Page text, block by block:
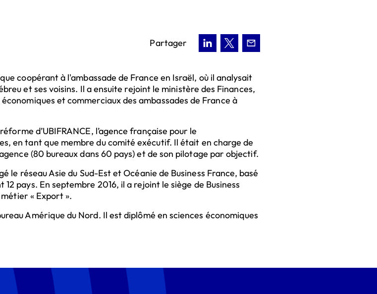
Partager
coopérant à l'ambassade de France en Israël, où il analysait
et ses voisins. Il a ensuite rejoint le ministère des Finances,
et commerciaux des ambassades de France à
d’UBIFRANCE, l’agence française pour le
en tant que membre du comité exécutif. Il était en charge de
(80 bureaux dans 60 pays) et de son pilotage par objectif.
le réseau Asie du Sud-Est et Océanie de Business France, basé
pays. En septembre 2016, il a rejoint le siège de Business
« Export ».
Amérique du Nord. Il est diplômé en sciences économiques